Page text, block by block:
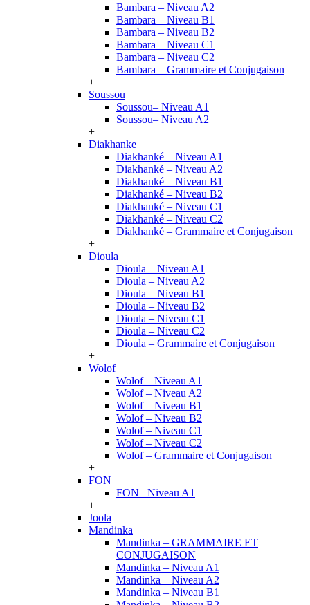
Bambara – Niveau A2
Bambara – Niveau B1
Bambara – Niveau B2
Bambara – Niveau C1
Bambara – Niveau C2
Bambara – Grammaire et Conjugaison
+
Soussou
Soussou– Niveau A1
Soussou– Niveau A2
+
Diakhanke
Diakhanké – Niveau A1
Diakhanké – Niveau A2
Diakhanké – Niveau B1
Diakhanké – Niveau B2
Diakhanké – Niveau C1
Diakhanké – Niveau C2
Diakhanké – Grammaire et Conjugaison
+
Dioula
Dioula – Niveau A1
Dioula – Niveau A2
Dioula – Niveau B1
Dioula – Niveau B2
Dioula – Niveau C1
Dioula – Niveau C2
Dioula – Grammaire et Conjugaison
+
Wolof
Wolof – Niveau A1
Wolof – Niveau A2
Wolof – Niveau B1
Wolof – Niveau B2
Wolof – Niveau C1
Wolof – Niveau C2
Wolof – Grammaire et Conjugaison
+
FON
FON– Niveau A1
+
Joola
Mandinka
Mandinka – GRAMMAIRE ET
CONJUGAISON
Mandinka – Niveau A1
Mandinka – Niveau A2
Mandinka – Niveau B1